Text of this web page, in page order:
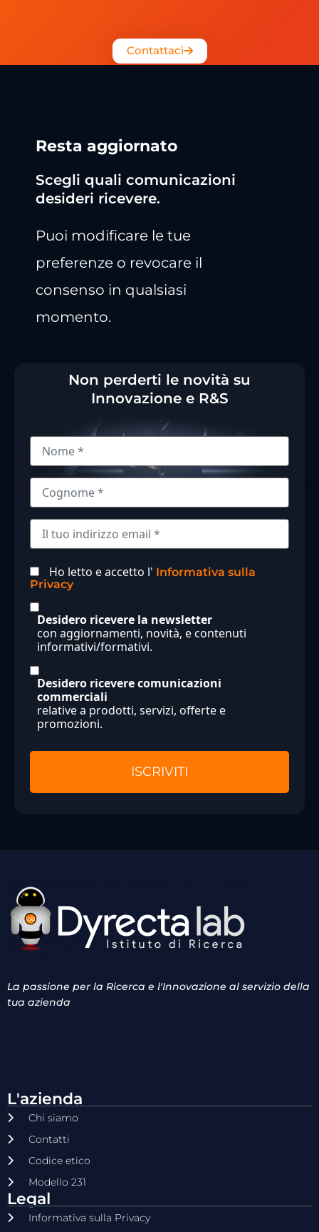
Contattaci
Resta aggiornato
Scegli quali comunicazioni
desideri ricevere.
Puoi modificare le tue
preferenze o revocare il
consenso in qualsiasi
momento.
Non perderti le novità su
Innovazione e R&S
Ho letto e accetto l' Informativa sulla
Privacy
Desidero ricevere la newsletter
con aggiornamenti, novità, e contenuti
informativi/formativi.
Desidero ricevere comunicazioni
commerciali
relative a prodotti, servizi, offerte e
promozioni.
La passione per la Ricerca e l'Innovazione al servizio della
tua azienda
L'azienda
Chi siamo
Contatti
Codice etico
Modello 231
Legal
Informativa sulla Privacy